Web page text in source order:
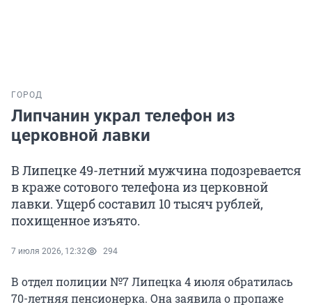
ГОРОД
Липчанин украл телефон из
церковной лавки
В Липецке 49-летний мужчина подозревается
в краже сотового телефона из церковной
лавки. Ущерб составил 10 тысяч рублей,
похищенное изъято.
7 июля 2026, 12:32 294
В отдел полиции №7 Липецка 4 июля обратилась
70-летняя пенсионерка. Она заявила о пропаже